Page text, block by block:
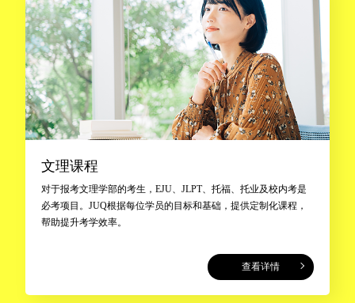
文理课程
对于报考文理学部的考生，EJU、JLPT、托福、托业及校内考是
必考项目。JUQ根据每位学员的目标和基础，提供定制化课程，
帮助提升考学效率。
查看详情